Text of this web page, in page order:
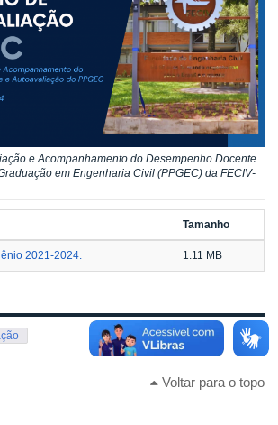
e Acompanhamento do Desempenho Docente
em Engenharia Civil (PPGEC) da FECIV-
Tamanho
2021-2024. 1.11 MB
Voltar para o topo